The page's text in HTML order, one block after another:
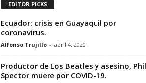
EDITOR PICKS
Ecuador: crisis en Guayaquil por
coronavirus.
Alfonso Trujillo - abril 4, 2020
Productor de Los Beatles y asesino, Phil
Spector muere por COVID-19.